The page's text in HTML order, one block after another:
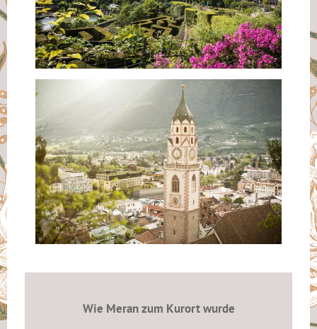
Wie Meran zum Kurort wurde